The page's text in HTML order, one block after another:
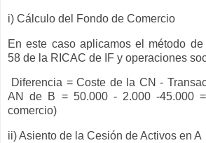
i) Cálculo del Fondo de Comercio
En este caso aplicamos el método
58 de la RICAC de IF y operaciones
Diferencia = Coste de la CN -
AN de B = 50.000 - 2.000 -45.000
comercio)
ii) Asiento de la Cesión de Activos en A